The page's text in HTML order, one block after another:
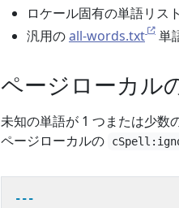
ロケール固有の単語リス
汎用のall-words.txt 単
ページローカル
未知の単語が 1 つまたは少数
ページローカルの
---